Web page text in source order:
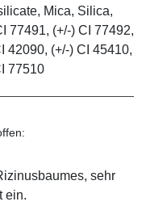
Mica, Silica,
77491, (+/-) CI 77492,
42090, (+/-) CI 45410,
77510
sehr
ein.